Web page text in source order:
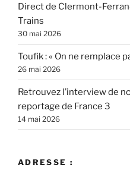
Direct de Clermont-
Trains
30 mai 2026
Toufik : « On ne remplace
26 mai 2026
Retrouvez l’interview de
reportage de France 3
14 mai 2026
ADRESSE :